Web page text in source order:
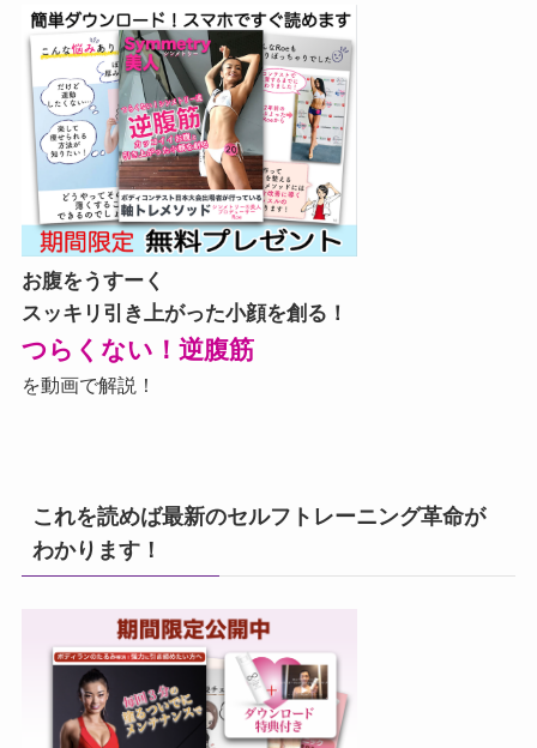
お腹をうすーく
スッキリ引き上がった小顔を創る！
つらくない！逆腹筋
を動画で解説！
これを読めば最新のセルフトレーニング革命が
わかります！